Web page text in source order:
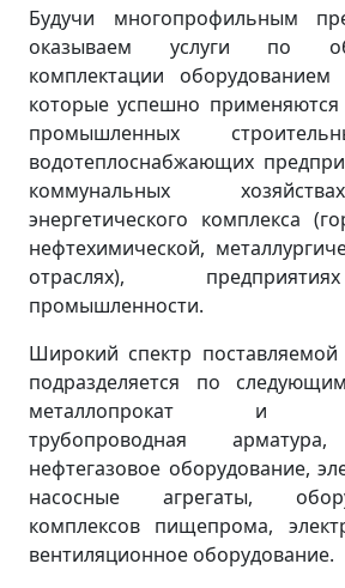
Будучи многопрофильным
оказываем услуги по
комплектации
которые успешно применяются
промышленных
водотеплоснабжающих
коммунальных
энергетического комплекса
нефтехимической,
отраслях),
промышленности.
Широкий спектр
подразделяется по
металлопрокат и
трубопроводная
нефтегазовое оборудование,
насосные агрегаты,
комплексов пищепрома,
вентиляционное оборудование.